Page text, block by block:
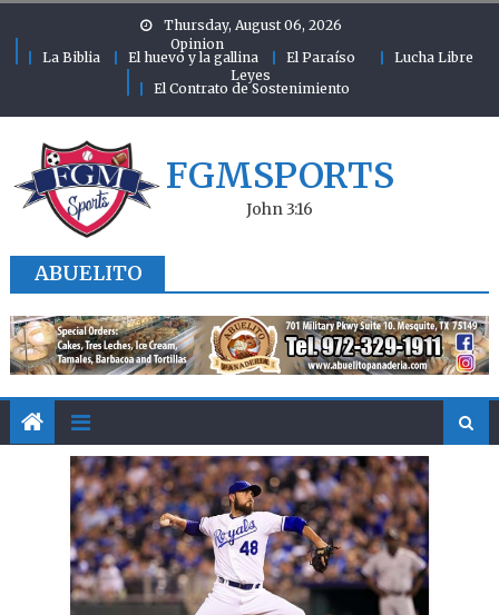
Thursday, August 06, 2026
Opinion
La Biblia
El huevo y la gallina El Paraíso
Lucha Libre
Leyes
El Contrato de Sostenimiento
FGMSPORTS
John 3:16
ABUELITO